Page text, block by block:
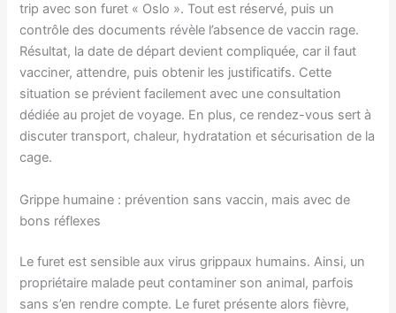
trip avec son furet « Oslo ». Tout est réservé, puis un
contrôle des documents révèle l’absence de vaccin rage.
Résultat, la date de départ devient compliquée, car il faut
vacciner, attendre, puis obtenir les justificatifs. Cette
situation se prévient facilement avec une consultation
dédiée au projet de voyage. En plus, ce rendez-vous sert à
discuter transport, chaleur, hydratation et sécurisation de la
cage.
Grippe humaine : prévention sans vaccin, mais avec de
bons réflexes
Le furet est sensible aux virus grippaux humains. Ainsi, un
propriétaire malade peut contaminer son animal, parfois
sans s’en rendre compte. Le furet présente alors fièvre,